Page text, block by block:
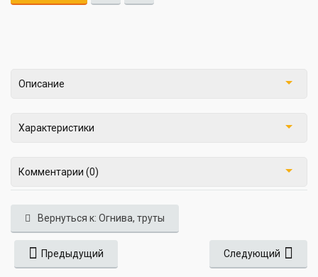
Описание
Характеристики
Комментарии (0)
Вернуться к: Огнива, труты
Предыдущий Следующий